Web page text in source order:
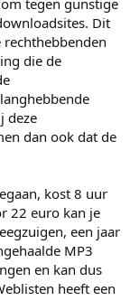
Dit
rechthebbenden
die de
deze
dan ook dat de
kost 8 uur
22 euro kan je
een jaar
MP3
en kan dus
heeft een